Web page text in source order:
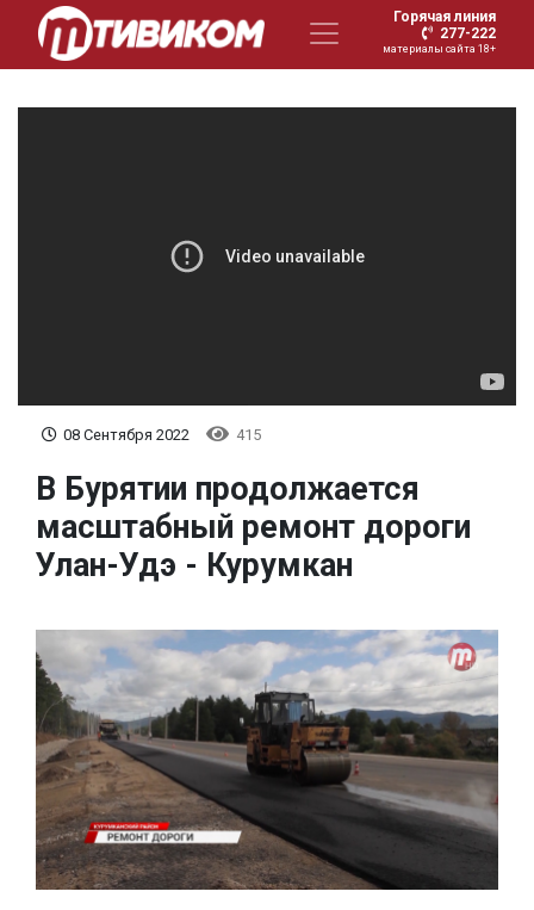
Горячая линия
277-222
материалы сайта 18+
08 Сентября 2022 415
B Бурятии продолжается
масштабный ремонт дороги
Улан-Удэ - Курумкан